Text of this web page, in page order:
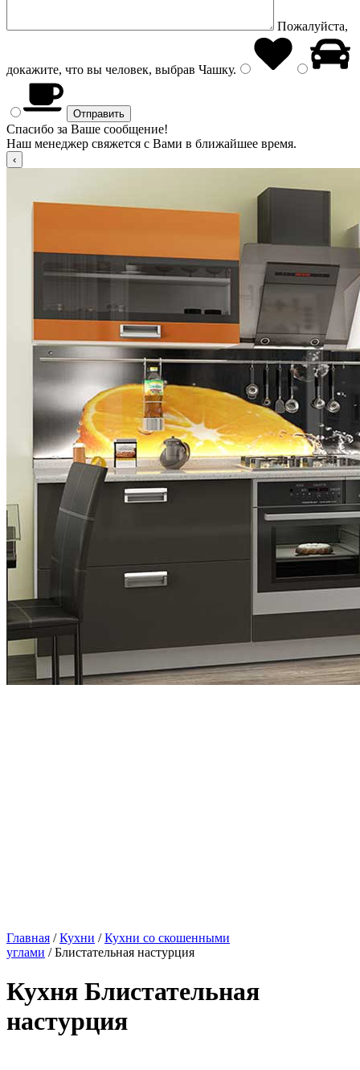
Пожалуйста,
докажите, что вы человек, выбрав Чашку.
Спасибо за Ваше сообщение!
Наш менеджер свяжется с Вами в ближайшее время.
Главная /Кухни /Кухни со скошенными
углами / Блистательная настурция
Кухня Блистательная
настурция